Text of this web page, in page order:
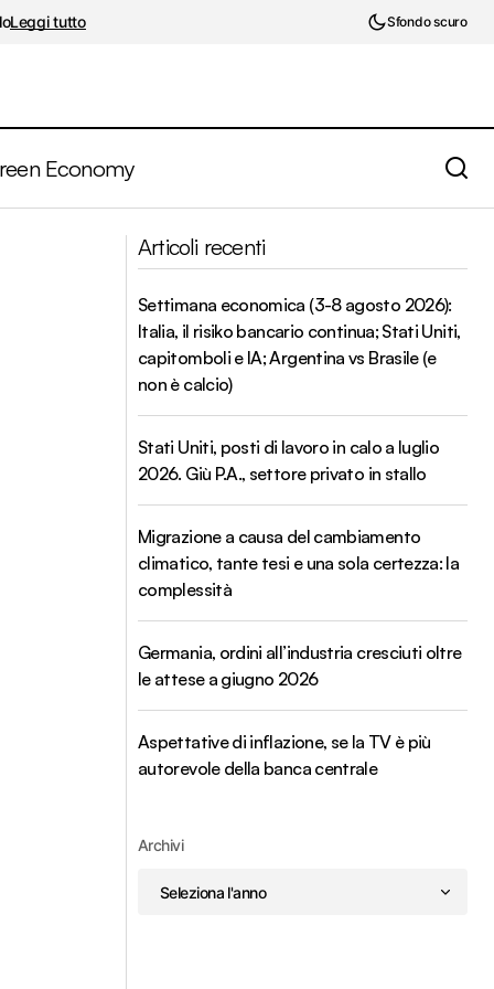
Leggi tutto Sfondo scuro
Economy
chiaroscuro
Articoli recenti
Settimana economica (3-8 agosto 2026):
Italia, il risiko bancario continua; Stati Uniti,
capitomboli e IA; Argentina vs Brasile (e
non è calcio)
Stati Uniti, posti di lavoro in calo a luglio
2026. Giù P.A., settore privato in stallo
Migrazione a causa del cambiamento
climatico, tante tesi e una sola certezza: la
complessità
Germania, ordini all’industria cresciuti oltre
le attese a giugno 2026
Aspettative di inflazione, se la TV è più
autorevole della banca centrale
Archivi